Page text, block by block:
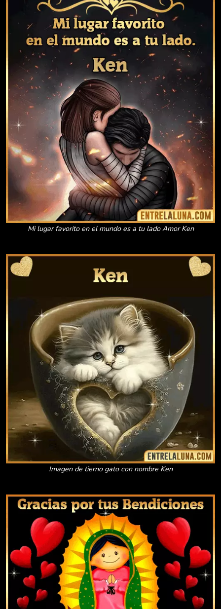
Mi lugar favorito en el mundo es a tu lado Amor Ken
Imagen de tierno gato con nombre Ken